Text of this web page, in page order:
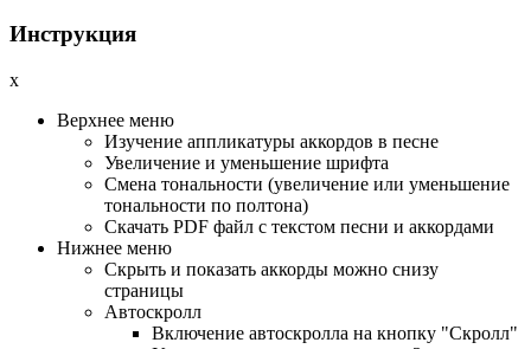
Инструкция
x
Верхнее меню
Изучение аппликатуры аккордов в песне
Увеличение и уменьшение шрифта
Смена тональности (увеличение или уменьшение
тональности по полтона)
Cкачать PDF файл с текстом песни и аккордами
Нижнее меню
Скрыть и показать аккорды можно снизу
страницы
Автоскролл
Включение автоскролла на кнопку "Скролл"